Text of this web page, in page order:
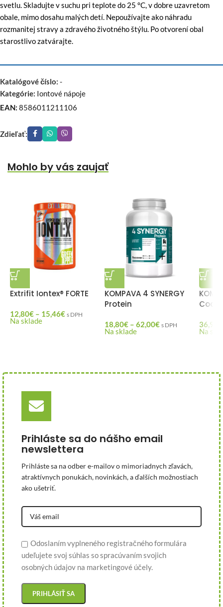
svetlu. Skladujte v suchu pri teplote do 25 °C, v dobre uzavretom
obale, mimo dosahu malých detí. Nepoužívajte ako náhradu
rozmanitej stravy a zdravého životného štýlu. Po otvorení obal
starostlivo zatvárajte.
Katalógové číslo: -
Kategórie: Iontové nápoje
EAN: 8586011211106
Zdieľať:
Mohlo by vás zaujať
Extrifit Iontex® FORTE
12,80€ – 15,46€ s DPH
Na sklade
KOMPAVA 4 SYNERGY
Protein
18,80€ – 62,00€ s DPH
Na sklade
36,90
Na
Prihláste sa do nášho email
newslettera
Prihláste sa na odber e-mailov o mimoriadnych zľavách,
atraktívnych ponukách, novinkách, a ďalších možnostiach
ako ušetriť.
Odoslaním vyplneného registračného formulára
udeľujete svoj súhlas so spracúvaním svojich
osobných údajov na marketingové účely.